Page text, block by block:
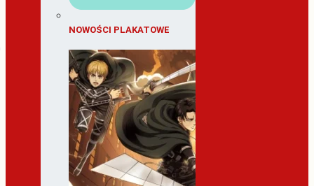
NOWOŚCI PLAKATOWE